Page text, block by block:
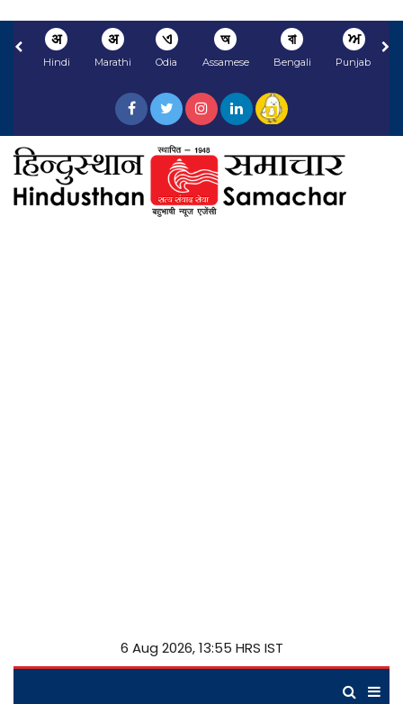
अ
Hindi
अ
Marathi
ଏ
Odia
অ
Assamese
বা
Bengali
ਅ
Punjabi
6 Aug 2026, 13:55 HRS IST